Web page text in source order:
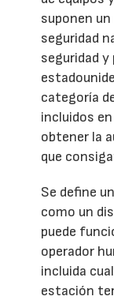
suponen
seguridad
seguridad
categoría
incluidos
obtener la
que
Se define
como un
puede
operador
incluida
estación